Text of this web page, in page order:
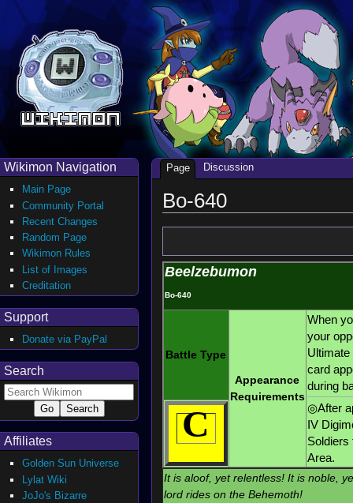
Bo-640
Beelzebumon
Bo-640
Battle Type
Appearance
Requirements
When
your
card
during
◎After
IV
Soldiers
Area.
C
It is aloof, yet relentless! It is noble,
lord rides on the Behemoth!
Page Discussion
Wikimon Navigation
Main Page
Community Portal
Recent Changes
Random Page
Wikimon Rules
List of Images
Creditation
Support
Donate via PayPal
Search
Affiliates
Golden Sun Universe
Lylat Wiki
JoJo's Bizarre